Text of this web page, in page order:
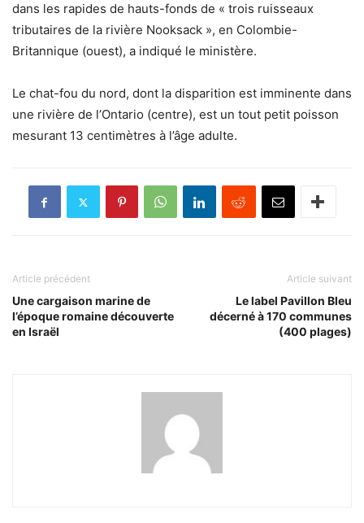
dans les rapides de hauts-fonds de « trois ruisseaux
tributaires de la rivière Nooksack », en Colombie-
Britannique (ouest), a indiqué le ministère.
Le chat-fou du nord, dont la disparition est imminente dans
une rivière de l’Ontario (centre), est un tout petit poisson
mesurant 13 centimètres à l’âge adulte.
Article précédent
Une cargaison marine de
l’époque romaine découverte
en Israël
Article suivant
Le label Pavillon Bleu
décerné à 170 communes
(400 plages)